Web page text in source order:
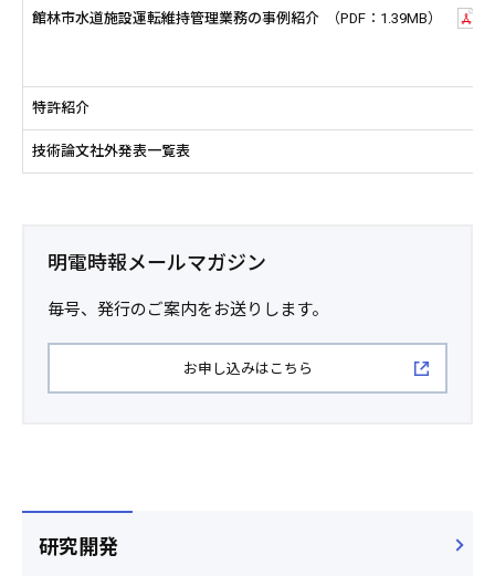
館林市水道施設運転維持管理業務の事例紹介 （PDF：1.39MB）
特許紹介
技術論文社外発表一覧表
明電時報メールマガジン
毎号、発行のご案内をお送りします。
お申し込みはこちら
研究開発